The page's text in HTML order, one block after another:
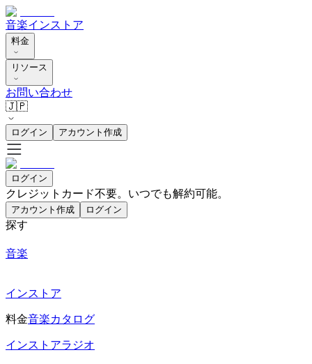
音楽インストア
料金
リソース
お問い合わせ
🇯🇵
ログイン アカウント作成
ログイン
クレジットカード不要。いつでも解約可能。
アカウント作成 ログイン
探す
音楽
インストア
料金音楽カタログ
インストアラジオ